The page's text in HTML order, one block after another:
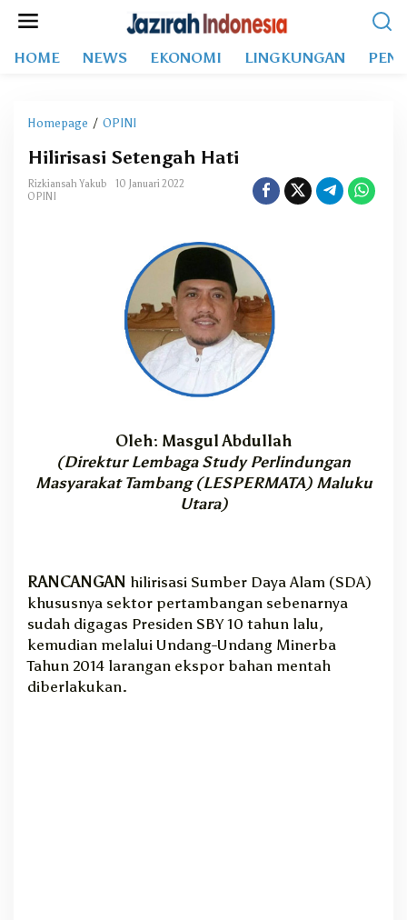
HOME NEWS EKONOMI LINGKUNGAN
Homepage / OPINI
l
s
S
e
e
h
H
a
t
Hilirisasi Setengah Hati
Rizkiansah Yakub
10 Januari 2022
OPINI
Oleh: Masgul Abdullah
(Direktur Lembaga Study Perlindungan
Masyarakat Tambang (LESPERMATA) Maluku
Utara)
RANCANGAN hilirisasi Sumber Daya Alam (SDA)
khususnya sektor pertambangan sebenarnya
sudah digagas Presiden SBY 10 tahun lalu,
kemudian melalui Undang-Undang Minerba
Tahun 2014 larangan ekspor bahan mentah
diberlakukan.